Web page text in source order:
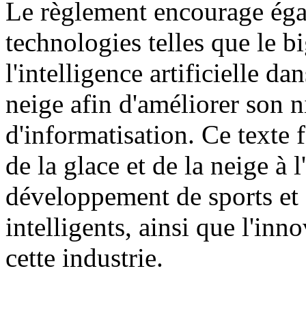
Le règlement encourage
technologies telles que le
l'intelligence artificielle
neige afin d'améliorer son
d'informatisation. Ce texte
de la glace et de la neige à
développement de sports
intelligents, ainsi que
cette industrie.